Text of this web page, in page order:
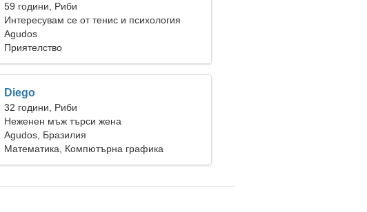
59 години, Риби
Интересувам се от тенис и психология
Agudos
Приятелство
Diego
32 години, Риби
Неженен мъж търси жена
Agudos, Бразилия
Математика, Компютърна графика